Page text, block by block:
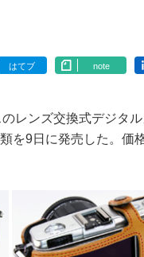
はてブ note
レンズ交換式デジタル
を9日に発売した。価